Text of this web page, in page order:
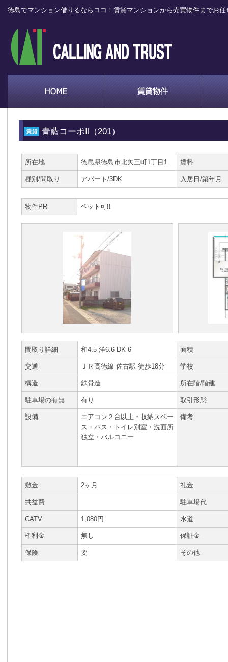
徳島でマンション借りるならココ！賃貸マンションから売買物件までお任
青藍コーポⅡ（201）
所在地 徳島県徳島市北矢三町1丁目1 賃料
種別/間取り アパート/3DK 入居日/築年月
物件PR ペット可!!
間取り詳細 和4.5 洋6.6 DK 6 面積
交通 ＪＲ高徳線 佐古駅 徒歩18分 学校
構造 鉄骨造 所在階/階建
駐車場の有無 有り 取引形態
設備
エアコン２台以上・収納スペー
ス・バス・トイレ別室・洗面所
独立・バルコニー
備考
敷金 2ヶ月 礼金
共益費 駐車場代
CATV 1,080円 水道
権利金 無し 保証金
保険 要 その他